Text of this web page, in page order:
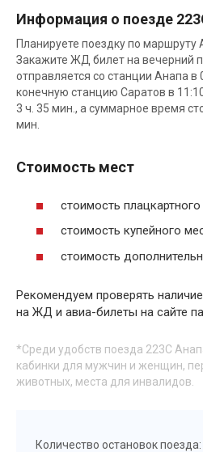
Информация о поезде
Планируете поездку по маршруту
Закажите ЖД билет на вечерний
отправляется со станции Анапа в
конечную станцию Саратов в
3 ч. 35 мин., а суммарное время
мин.
Стоимость мест
стоимость
стоимость купейного
стоимость
Рекомендуем проверять
на ЖД и авиа-билеты на сайте
*Среди удобств поезда 223С
кабинки для мужчин и женщин,
животных, места для инвалидов.
Количество остановок поезда: